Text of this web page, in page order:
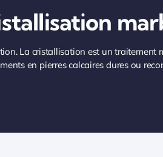
La cristallisation est un traitement
en pierres calcaires dures ou